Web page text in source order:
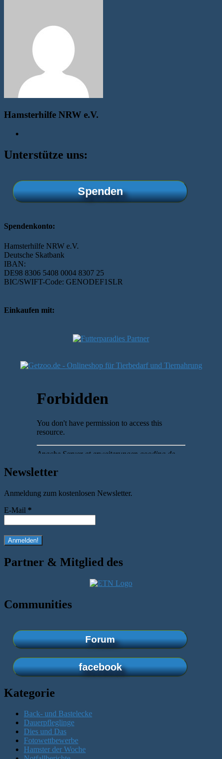
Hamsterhilfe NRW e.V.
Unterstütze uns:
Spenden
Spendenkonto:
Hamsterhilfe NRW e.V.
Deutsche Skatbank
IBAN:
DE98 8306 5408 0004 8307 25
BIC/SWIFT-Code: GENODEF1SLR
Einkaufen mit:
Newsletter
Anmeldung zum kostenlosen Newsletter.
E-Mail *
Partner & Mitglied des
Communities
Forum
facebook
Kategorie
Back- und Bastelecke
Dauerpfleglinge
Dies und Das
Fotowettbewerbe
Hamster der Woche